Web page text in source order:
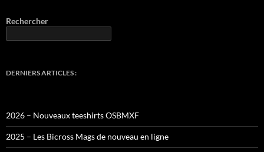
Rechercher
DERNIERS ARTICLES :
2026 – Nouveaux teeshirts OSBMXF
2025 – Les Bicross Mags de nouveau en ligne